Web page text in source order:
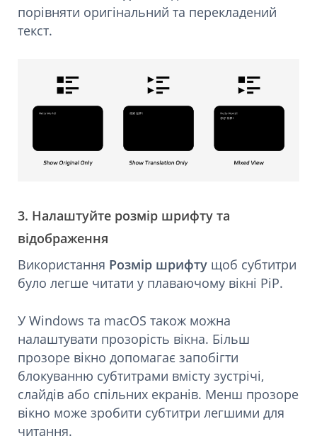
порівняти оригінальний та перекладений
текст.
3. Налаштуйте розмір шрифту та
відображення
Використання Розмір шрифту щоб субтитри
було легше читати у плаваючому вікні PiP.
У Windows та macOS також можна
налаштувати прозорість вікна. Більш
прозоре вікно допомагає запобігти
блокуванню субтитрами вмісту зустрічі,
слайдів або спільних екранів. Менш прозоре
вікно може зробити субтитри легшими для
читання.